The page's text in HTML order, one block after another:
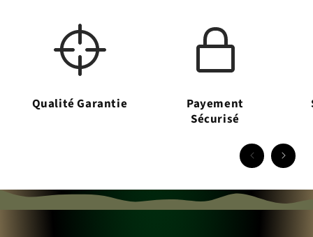
Qualité Garantie
Payement
Sécurisé